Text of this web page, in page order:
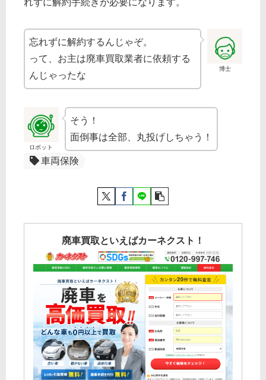
博士
忘れずに解約するんじゃぞ。
って、お主は廃車買取業者に依頼する
んじゃったな
ロボット
そう！
面倒事は全部、丸投げしちゃう！
車両保険
廃車買取といえばカーネクスト！